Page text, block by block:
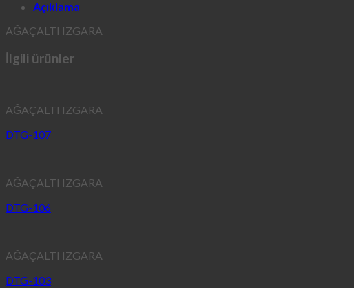
Açıklama
AĞAÇALTI IZGARA
İlgili ürünler
AĞAÇALTI IZGARA
DTG-107
AĞAÇALTI IZGARA
DTG-106
AĞAÇALTI IZGARA
DTG-103